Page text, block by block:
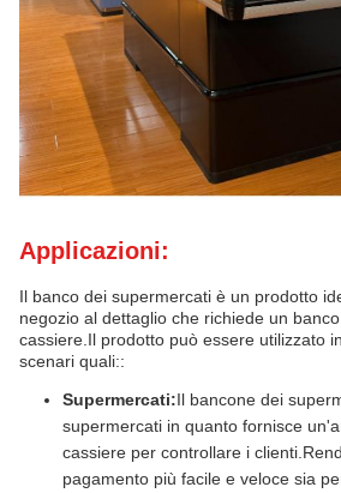
Applicazioni:
Il banco dei supermercati è un prodotto
negozio al dettaglio che richiede un
cassiere.Il prodotto può essere utilizzato
scenari quali::
Supermercati:Il bancone dei
supermercati in quanto fornisce
cassiere per controllare i
pagamento più facile e veloce sia